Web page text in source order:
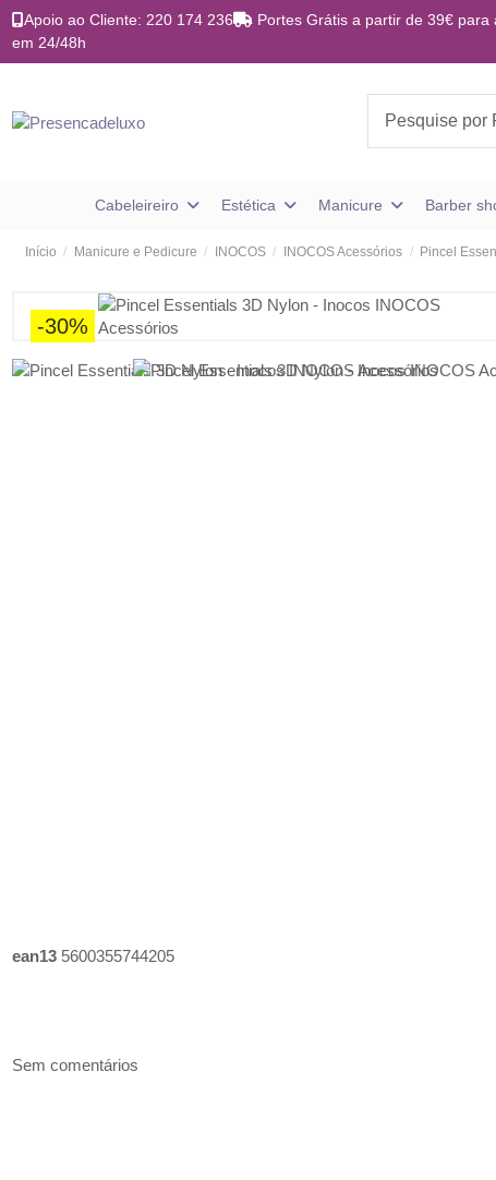
Apoio ao Cliente: 220 174 236 Portes Grátis a partir de 39€ para
em 24/48h
Cabeleireiro Estética Manicure Barber
Início Manicure e Pedicure INOCOS INOCOS Acessórios Pincel
-30%
ean13 5600355744205
Sem comentários